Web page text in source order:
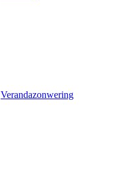
Verandazonwering